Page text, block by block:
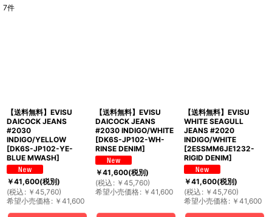
7件
【送料無料】EVISU
DAICOCK JEANS
#2030
INDIGO/YELLOW
[DK6S-JP102-YE-
BLUE MWASH]
￥41,600(税別)
(税込 : ￥ 45,760)
希望小売価格: ￥ 41,600
【送料無料】EVISU
DAICOCK JEANS
#2030 INDIGO/WHITE
[DK6S-JP102-WH-
RINSE DENIM]
￥41,600(税別)
(税込 : ￥ 45,760)
希望小売価格: ￥ 41,600
【送料無料】EVISU
WHITE SEAGULL
JEANS #2020
INDIGO/WHITE
[2ESSMM6JE1232-
RIGID DENIM]
￥41,600(税別)
(税込 : ￥ 45,760)
希望小売価格: ￥ 41,600